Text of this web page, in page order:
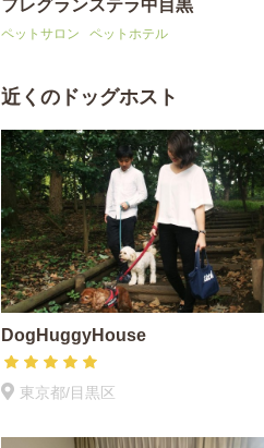
フレグランステラ中目黒
ペットサロン ペットホテル
近くのドッグホスト
DogHuggyHouse
東京都/目黒区